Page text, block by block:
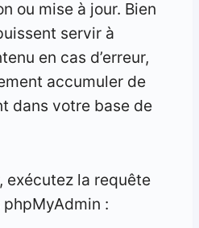
ou mise à jour. Bien
servir à
en cas d’erreur,
accumuler de
dans votre base de
exécutez la requête
: